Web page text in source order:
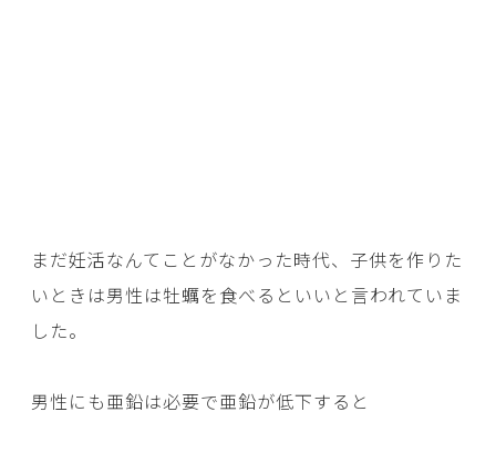
まだ妊活なんてことがなかった時代、子供を作りた
いときは男性は牡蠣を食べるといいと言われていま
した。
男性にも亜鉛は必要で亜鉛が低下すると